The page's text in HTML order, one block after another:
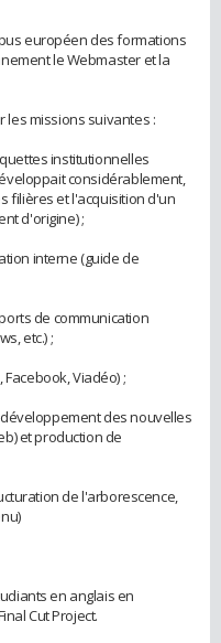
européen des formations
le Webmaster et la
les missions suivantes :
institutionnelles
considérablement,
filières et l'acquisition d'un
d'origine) ;
interne (guide de
de communication
etc.) ;
Viadéo) ;
des nouvelles
et production de
de l'arborescence,
en anglais en
Cut Project.